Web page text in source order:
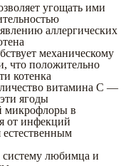
угощать ими
аллергических
механическому
что положительно
котенка
витамина С —
ягоды
микрофлоры в
от инфекций
систему любимца и